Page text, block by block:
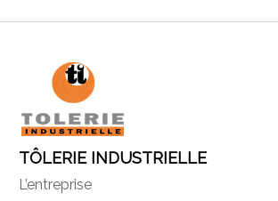
TÔLERIE INDUSTRIELLE
L’entreprise